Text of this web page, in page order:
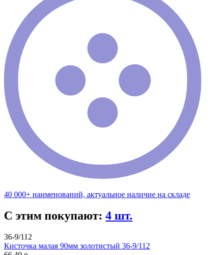
40 000+ наименований, актуальное наличие на складе
С этим покупают: 4 шт.
36-9/112
Кисточка малая 90мм золотистый 36-9/112